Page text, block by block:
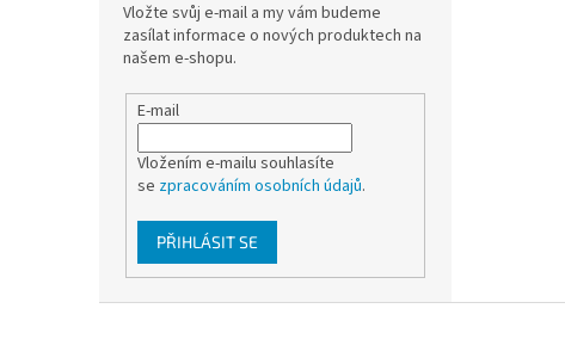
Vložte svůj e-mail a my vám budeme
zasílat informace o nových produktech na
našem e-shopu.
E-mail
Vložením e-mailu souhlasíte
se zpracováním osobních údajů.
PŘIHLÁSIT SE